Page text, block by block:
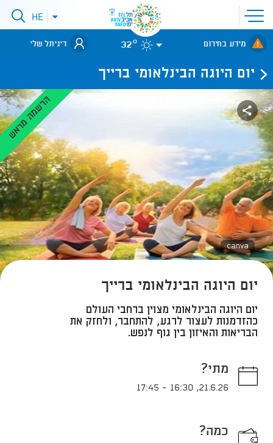
פתיחת
תפריט
אתר
לאתר עיריית
תל-אביב
פתיחתHE
מידע בחירום 32° דיגיתל שלי
יום היוגה הבינלאומי ברייך
canva
הרשמה מראש
יום היוגה הבינלאומי ברייך
יום היוגה הבינלאומי מצוין ברחבי העולם
כהזדמנות לעצור לרגע, להתחבר, ולחזק את
הבריאות והאיזון בין גוף לנפש.
מתי?
21.6.26
,
16:30
-
17:45
כמה?